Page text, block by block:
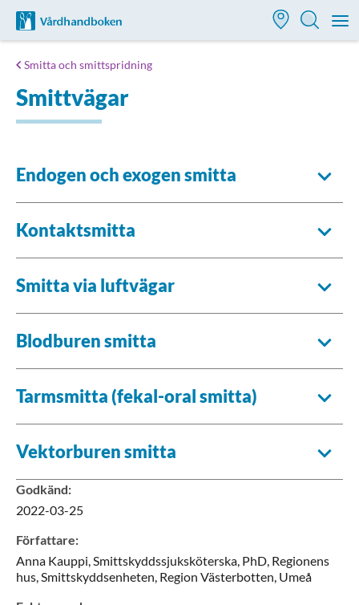
Till startsidan för Vårdhandboken
Smitta och smittspridning
Smittvägar
Endogen och exogen smitta
Kontaktsmitta
Smitta via luftvägar
Blodburen smitta
Tarmsmitta (fekal-oral smitta)
Vektorburen smitta
Godkänd:
2022-03-25
Författare:
Anna Kauppi,Smittskyddssjuksköterska, PhD, Regionens
hus, Smittskyddsenheten, Region Västerbotten, Umeå